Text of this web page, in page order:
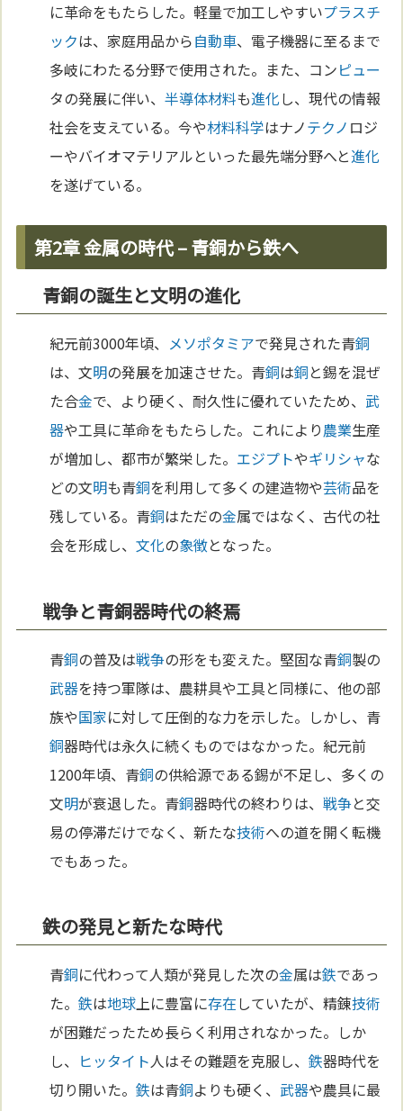
に革命をもたらした。軽量で加工しやすいプラスチ
ックは、家庭用品から自動車、電子機器に至るまで
多岐にわたる分野で使用された。また、コンピュー
タの発展に伴い、半導体材料も進化し、現代の情報
社会を支えている。今や材料科学はナノテクノ ロジ
ーやバイオマテリアルといった最先端分野へと進化
を遂げている。
第2章 金属の時代 – 青銅から鉄へ
青銅の誕生と文明の進化
紀元前3000年頃、 メソポタミアで発見された青銅
は、文明の発展を加速させた。青銅は銅と錫を混ぜ
た合金で、より硬く、耐久性に優れていたため、 武
器や工具に革命をもたらした。これにより農業生産
が増加し、都市が繁栄した。 エジプトやギリシャな
どの文明も青銅を利用して多くの建造物や芸術品を
残している。青銅はただの金属ではなく、古代の社
会を形成し、文化の象徴となった。
戦争と青銅器時代の終焉
青銅の普及は戦争の形をも変えた。堅固な青銅製の
武器を持つ軍隊は、農耕具や工具と同様に、他の部
族や国家に対して圧倒的な力を示した。しかし、青
銅器時代は永久に続くものではなかった。紀元前
1200年頃、青銅の供給源である錫が不足し、多くの
文明が衰退した。青銅器時代の終わりは、戦争と交
易の停滞だけでなく、新たな技術への道を開く転機
でもあった。
鉄の発見と新たな時代
青銅に代わって人類が発見した次の金属は鉄であっ
た。鉄は地球上に豊富に存在していたが、精錬技術
が困難だったため長らく利用されなかった。しか
し、 ヒッタイト人はその難題を克服し、鉄器時代を
切り開いた。鉄は青銅よりも硬く、 武器や農具に最